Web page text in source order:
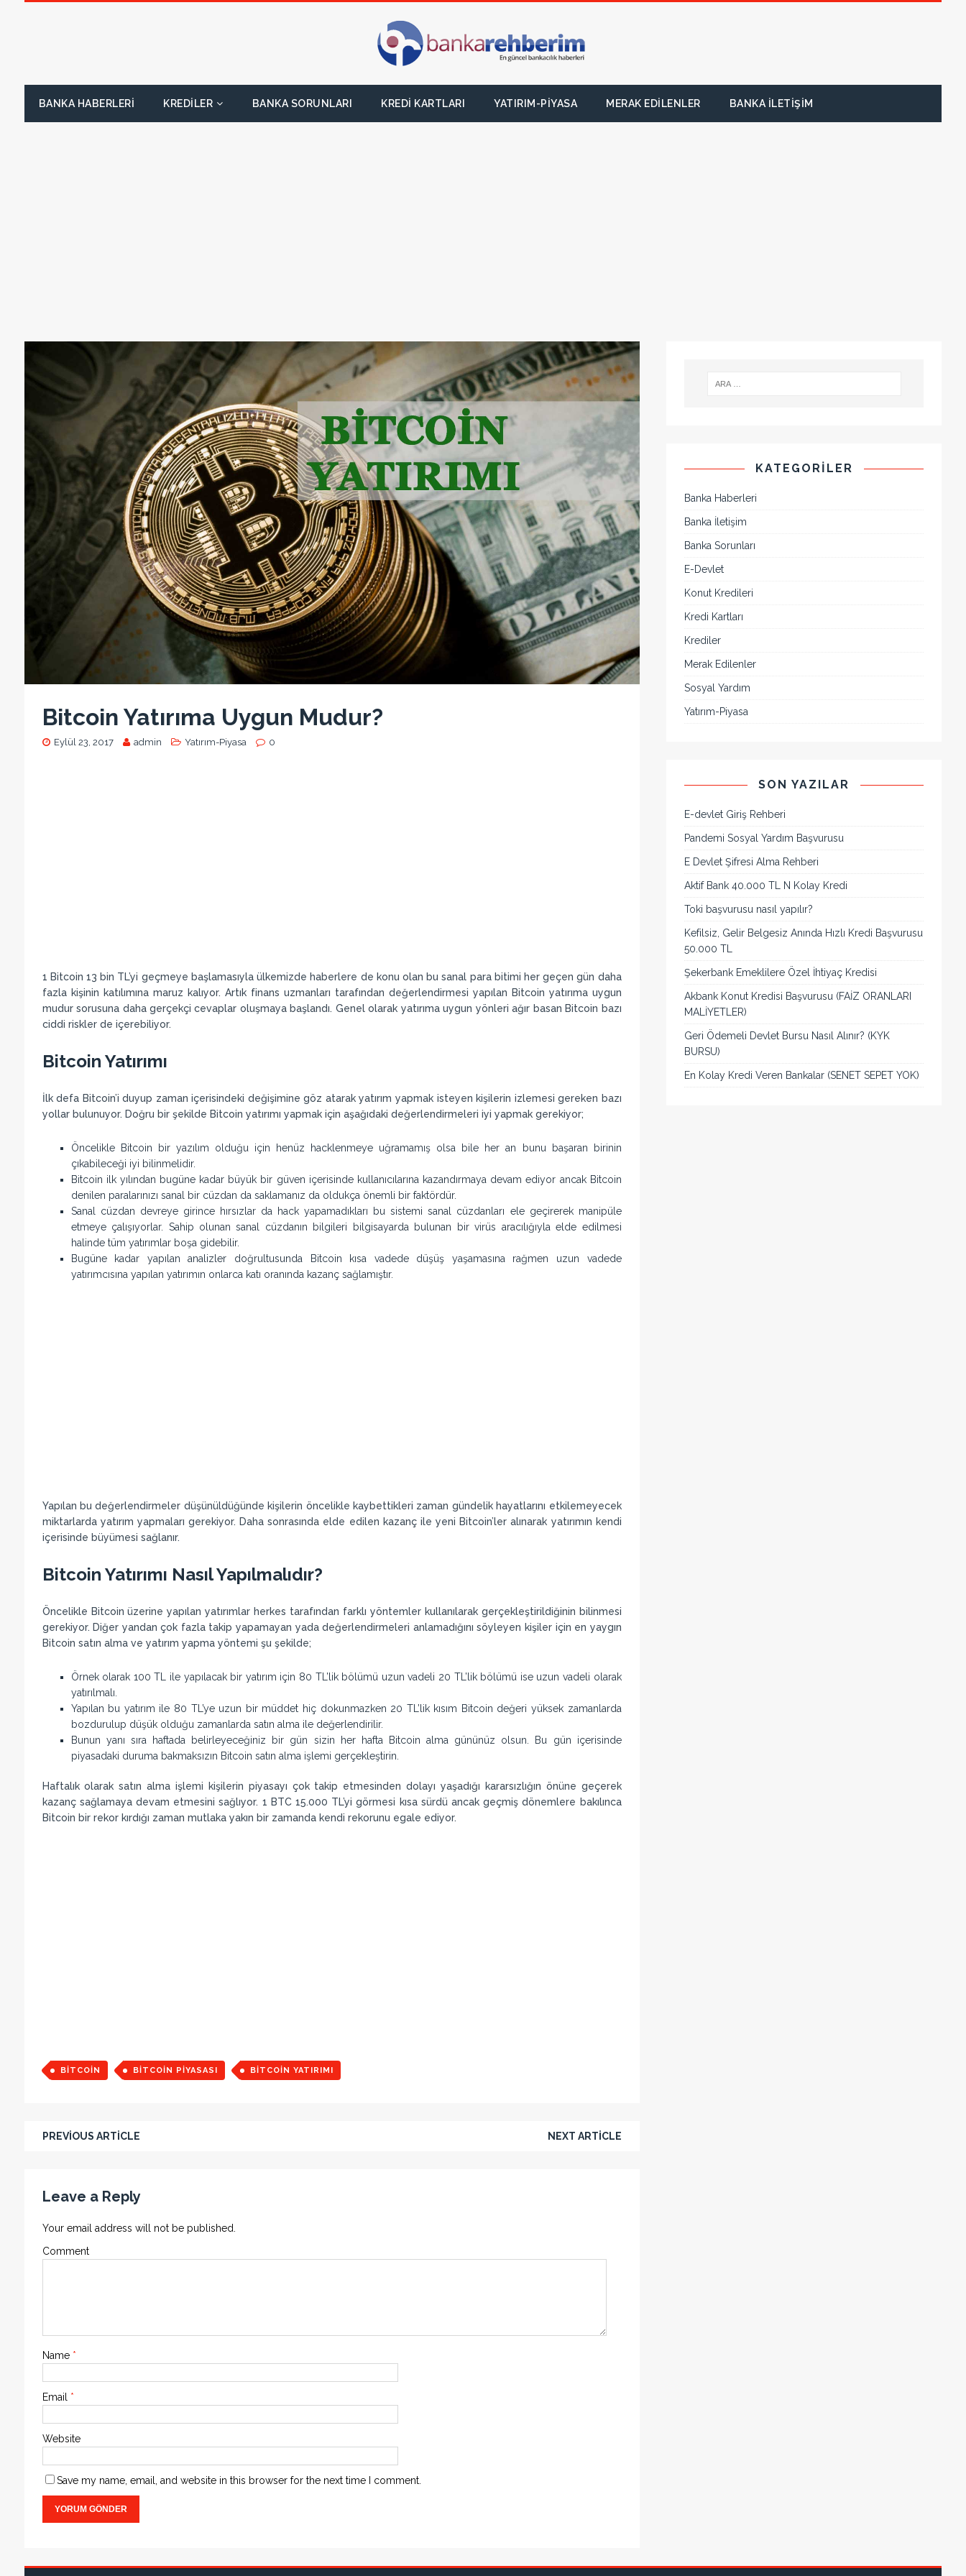
BANKA HABERLERI KREDILER BANKA SORUNLARI KREDI KARTLARI YATIRIM-PIYASA MERAK EDILENLER BANKA İLETIŞIM
Bitcoin Yatırıma Uygun Mudur?
Eylül 23, 2017 admin Yatırım-Piyasa 0
1 Bitcoin 13 bin TL’yi geçmeye başlamasıyla ülkemizde haberlere de konu olan bu sanal para bitimi her geçen gün daha
fazla kişinin katılımına maruz kalıyor. Artık finans uzmanları tarafından değerlendirmesi yapılan Bitcoin yatırıma uygun
mudur sorusuna daha gerçekçi cevaplar oluşmaya başlandı. Genel olarak yatırıma uygun yönleri ağır basan Bitcoin bazı
ciddi riskler de içerebiliyor.
Bitcoin Yatırımı
İlk defa Bitcoin’i duyup zaman içerisindeki değişimine göz atarak yatırım yapmak isteyen kişilerin izlemesi gereken bazı
yollar bulunuyor. Doğru bir şekilde Bitcoin yatırımı yapmak için aşağıdaki değerlendirmeleri iyi yapmak gerekiyor;
Öncelikle Bitcoin bir yazılım olduğu için henüz hacklenmeye uğramamış olsa bile her an bunu başaran birinin
çıkabileceği iyi bilinmelidir.
Bitcoin ilk yılından bugüne kadar büyük bir güven içerisinde kullanıcılarına kazandırmaya devam ediyor ancak Bitcoin
denilen paralarınızı sanal bir cüzdan da saklamanız da oldukça önemli bir faktördür.
Sanal cüzdan devreye girince hırsızlar da hack yapamadıkları bu sistemi sanal cüzdanları ele geçirerek manipüle
etmeye çalışıyorlar. Sahip olunan sanal cüzdanın bilgileri bilgisayarda bulunan bir virüs aracılığıyla elde edilmesi
halinde tüm yatırımlar boşa gidebilir.
Bugüne kadar yapılan analizler doğrultusunda Bitcoin kısa vadede düşüş yaşamasına rağmen uzun vadede
yatırımcısına yapılan yatırımın onlarca katı oranında kazanç sağlamıştır.
Yapılan bu değerlendirmeler düşünüldüğünde kişilerin öncelikle kaybettikleri zaman gündelik hayatlarını etkilemeyecek
miktarlarda yatırım yapmaları gerekiyor. Daha sonrasında elde edilen kazanç ile yeni Bitcoin’ler alınarak yatırımın kendi
içerisinde büyümesi sağlanır.
Bitcoin Yatırımı Nasıl Yapılmalıdır?
Öncelikle Bitcoin üzerine yapılan yatırımlar herkes tarafından farklı yöntemler kullanılarak gerçekleştirildiğinin bilinmesi
gerekiyor. Diğer yandan çok fazla takip yapamayan yada değerlendirmeleri anlamadığını söyleyen kişiler için en yaygın
Bitcoin satın alma ve yatırım yapma yöntemi şu şekilde;
Örnek olarak 100 TL ile yapılacak bir yatırım için 80 TL’lik bölümü uzun vadeli 20 TL’lik bölümü ise uzun vadeli olarak
yatırılmalı.
Yapılan bu yatırım ile 80 TL’ye uzun bir müddet hiç dokunmazken 20 TL’lik kısım Bitcoin değeri yüksek zamanlarda
bozdurulup düşük olduğu zamanlarda satın alma ile değerlendirilir.
Bunun yanı sıra haftada belirleyeceğiniz bir gün sizin her hafta Bitcoin alma gününüz olsun. Bu gün içerisinde
piyasadaki duruma bakmaksızın Bitcoin satın alma işlemi gerçekleştirin.
Haftalık olarak satın alma işlemi kişilerin piyasayı çok takip etmesinden dolayı yaşadığı kararsızlığın önüne geçerek
kazanç sağlamaya devam etmesini sağlıyor. 1 BTC 15.000 TL’yi görmesi kısa sürdü ancak geçmiş dönemlere bakılınca
Bitcoin bir rekor kırdığı zaman mutlaka yakın bir zamanda kendi rekorunu egale ediyor.
BITCOIN BITCOIN PIYASASI BITCOIN YATIRIMI
PREVIOUS ARTICLE NEXT ARTICLE
Leave a Reply
Your email address will not be published.
Comment
Name *
Email *
Website
Save my name, email, and website in this browser for the next time I comment.
KATEGORILER
Banka Haberleri
Banka İletişim
Banka Sorunları
E-Devlet
Konut Kredileri
Kredi Kartları
Krediler
Merak Edilenler
Sosyal Yardım
Yatırım-Piyasa
SON YAZILAR
E-devlet Giriş Rehberi
Pandemi Sosyal Yardım Başvurusu
E Devlet Şifresi Alma Rehberi
Aktif Bank 40.000 TL N Kolay Kredi
Toki başvurusu nasıl yapılır?
Kefilsiz, Gelir Belgesiz Anında Hızlı Kredi Başvurusu
50.000 TL
Şekerbank Emeklilere Özel İhtiyaç Kredisi
Akbank Konut Kredisi Başvurusu (FAİZ ORANLARI
MALİYETLER)
Geri Ödemeli Devlet Bursu Nasıl Alınır? (KYK
BURSU)
En Kolay Kredi Veren Bankalar (SENET SEPET YOK)